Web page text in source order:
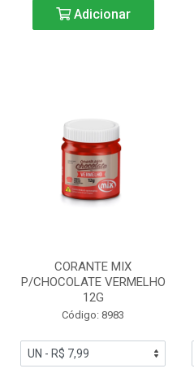
Adicionar
CORANTE MIX
P/CHOCOLATE VERMELHO
12G
Código: 8983